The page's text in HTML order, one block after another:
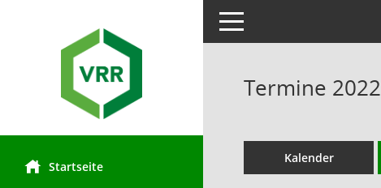
Startseite
Toggle navigation
Termine 2022
Kalender